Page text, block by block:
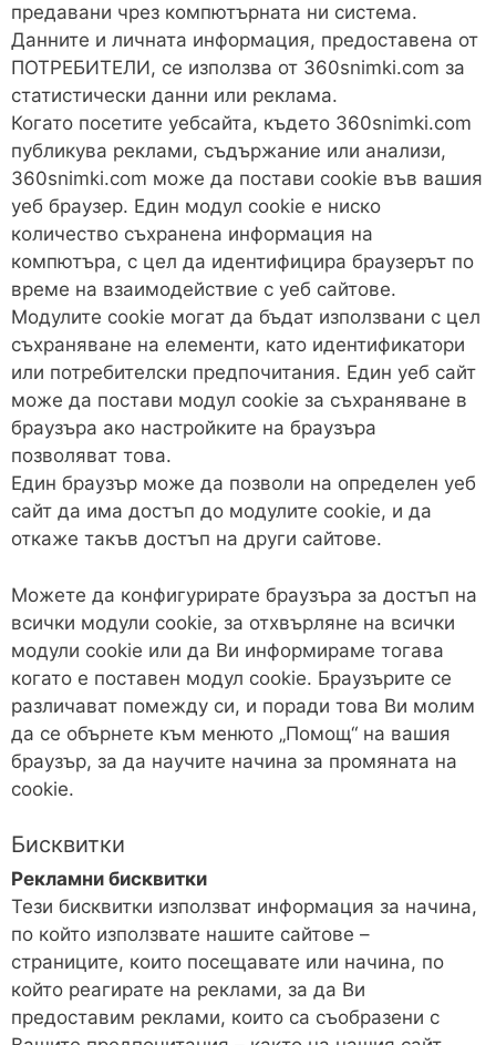
предавани чрез компютърната ни система.
Данните и личната информация, предоставена от
ПОТРЕБИТЕЛИ, се използва от 360snimki.com за
статистически данни или реклама.
Когато посетите уебсайта, където 360snimki.com
публикува реклами, съдържание или анализи,
360snimki.com може да постави cookie във вашия
уеб браузер. Един модул cookie е ниско
количество съхранена информация на
компютъра, с цел да идентифицира браузерът по
време на взаимодействие с уеб сайтове.
Модулите cookie могат да бъдат използвани с цел
съхраняване на елементи, като идентификатори
или потребителски предпочитания. Един уеб сайт
може да постави модул cookie за съхраняване в
браузъра ако настройките на браузъра
позволяват това.
Един браузър може да позволи на определен уеб
сайт да има достъп до модулите cookie, и да
откаже такъв достъп на други сайтове.
Можете да конфигурирате браузъра за достъп на
всички модули cookie, за отхвърляне на всички
модули cookie или да Ви информираме тогава
когато е поставен модул cookie. Браузърите се
различават помежду си, и поради това Ви молим
да се обърнете към менюто „Помощ“ на вашия
браузър, за да научите начина за промяната на
cookie.
Бисквитки
Рекламни бисквитки
Тези бисквитки използват информация за начина,
по който използвате нашите сайтове –
страниците, които посещавате или начина, по
който реагирате на реклами, за да Ви
предоставим реклами, които са съобразени с